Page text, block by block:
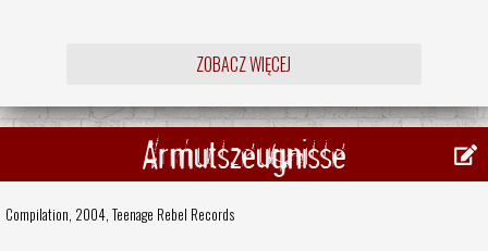
ZOBACZ WIĘCEJ
Armutszeugnisse
Compilation, 2004, Teenage Rebel Records